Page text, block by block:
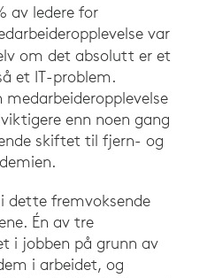
av ledere for
var
av
om det absolutt er et
et IT-problem.
medarbeideropplevelse
enn noen gang
skiftet til fjern- og
dette fremvoksende
Én av tre
i jobben på grunn av
i arbeidet, og